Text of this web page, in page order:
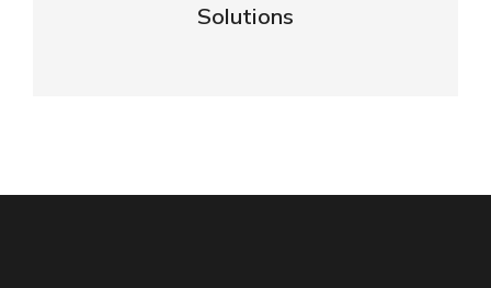
Solutions
VIEW DETAILS